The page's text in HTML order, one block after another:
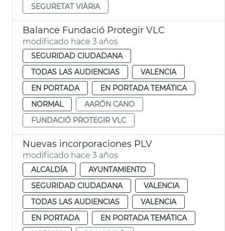
SEGURETAT VIÀRIA
Balance Fundació Protegir VLC
modificado hace 3 años
SEGURIDAD CIUDADANA
TODAS LAS AUDIENCIAS
VALENCIA
EN PORTADA
EN PORTADA TEMÁTICA
NORMAL
AARÓN CANO
FUNDACIÓ PROTEGIR VLC
Nuevas incorporaciones PLV
modificado hace 3 años
ALCALDÍA
AYUNTAMIENTO
SEGURIDAD CIUDADANA
VALENCIA
TODAS LAS AUDIENCIAS
VALENCIA
EN PORTADA
EN PORTADA TEMÁTICA